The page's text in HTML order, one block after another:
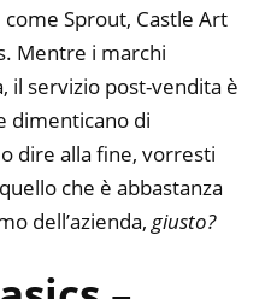
Sprout, Castle Art
Mentre i marchi
il servizio post-vendita è
dimenticano di
dire alla fine, vorresti
che è abbastanza
dell’azienda, giusto?